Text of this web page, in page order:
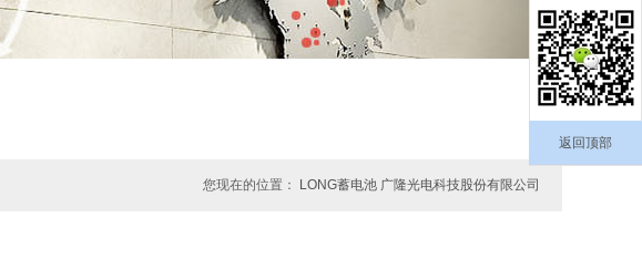
返回顶部
您现在的位置： LONG蓄电池 广隆光电科技股份有限公司